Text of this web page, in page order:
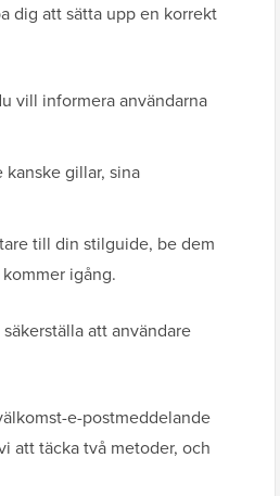
dig att sätta upp en korrekt
vill informera användarna
gillar, sina
till din stilguide, be dem
igång.
att användare
e-postmeddelande
att täcka två metoder, och